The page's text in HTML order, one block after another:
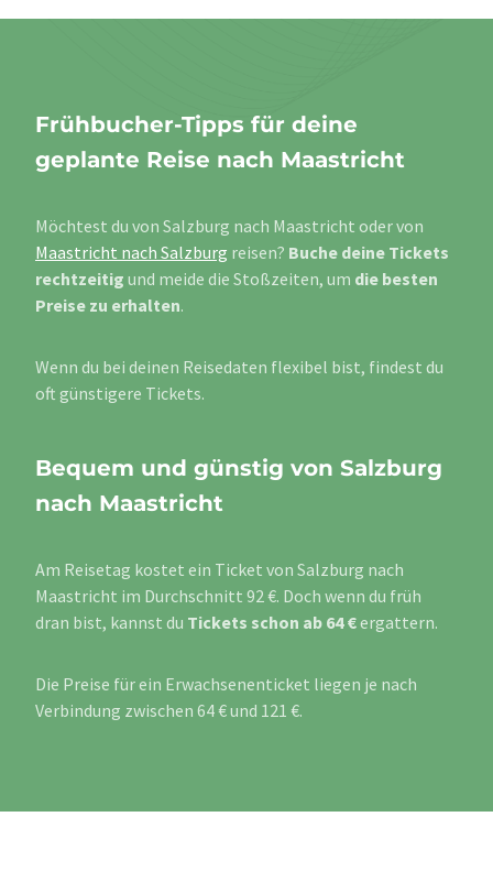
Frühbucher-Tipps für deine
geplante Reise nach Maastricht
Möchtest du von Salzburg nach Maastricht oder von
Maastricht nach Salzburg reisen? Buche deine Tickets
rechtzeitig und meide die Stoßzeiten, um die besten
Preise zu erhalten.
Wenn du bei deinen Reisedaten flexibel bist, findest du
oft günstigere Tickets.
Bequem und günstig von Salzburg
nach Maastricht
Am Reisetag kostet ein Ticket von Salzburg nach
Maastricht im Durchschnitt 92 €. Doch wenn du früh
dran bist, kannst du Tickets schon ab 64 €ergattern.
Die Preise für ein Erwachsenenticket liegen je nach
Verbindung zwischen 64 € und 121 €.